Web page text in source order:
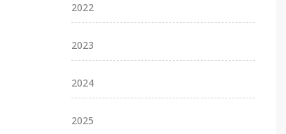
2022
2023
2024
2025